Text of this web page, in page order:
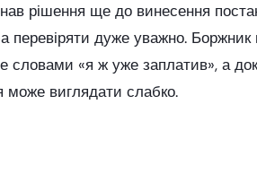
рішення ще до винесення
перевіряти дуже уважно. Боржник
словами «я ж уже заплатив», а
може виглядати слабко.